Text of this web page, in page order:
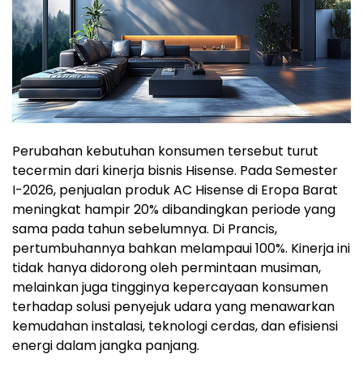
Perubahan kebutuhan konsumen tersebut turut
tecermin dari kinerja bisnis Hisense. Pada Semester
I-2026, penjualan produk AC Hisense di Eropa Barat
meningkat hampir 20% dibandingkan periode yang
sama pada tahun sebelumnya. Di Prancis,
pertumbuhannya bahkan melampaui 100%. Kinerja ini
tidak hanya didorong oleh permintaan musiman,
melainkan juga tingginya kepercayaan konsumen
terhadap solusi penyejuk udara yang menawarkan
kemudahan instalasi, teknologi cerdas, dan efisiensi
energi dalam jangka panjang.